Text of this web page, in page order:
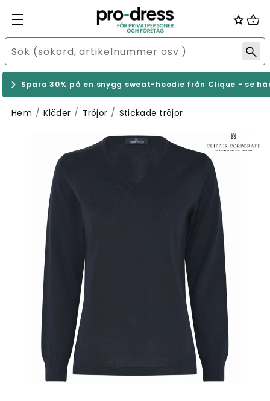
Spara 30% på en snygg sweat-hoodie från Clique - se
Hem Kläder Tröjor Stickade tröjor